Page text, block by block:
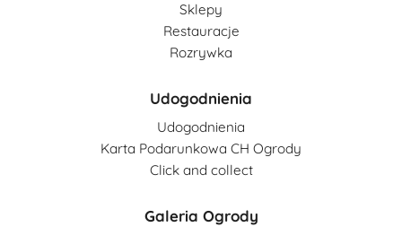
Sklepy
Restauracje
Rozrywka
Udogodnienia
Udogodnienia
Karta Podarunkowa CH Ogrody
Click and collect
Galeria Ogrody